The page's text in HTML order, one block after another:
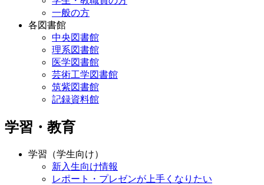
一般の方
各図書館
中央図書館
理系図書館
医学図書館
芸術工学図書館
筑紫図書館
記録資料館
学習・教育
学習（学生向け）
新入生向け情報
レポート・プレゼンが上手くなりたい